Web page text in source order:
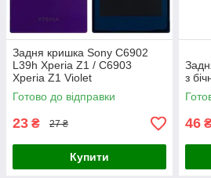
Задня кришка Sony C6902
L39h Xperia Z1 / C6903
Xperia Z1 Violet
Готово до відправки
23 ₴ 27 ₴
Купити
з
46